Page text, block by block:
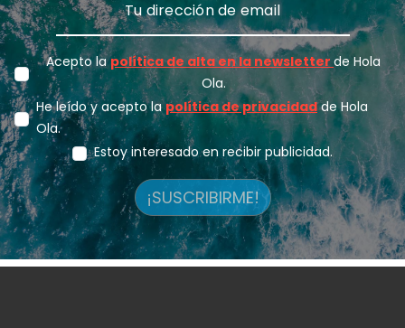
Acepto lapolítica de alta en la newsletter de Hola
Ola.
He leído y acepto lapolítica de privacidadde Hola
Ola.
Estoy interesado en recibir publicidad.
¡SUSCRIBIRME!